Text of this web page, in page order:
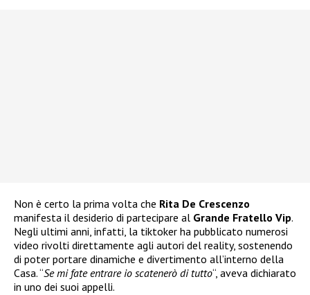
Non è certo la prima volta che Rita De Crescenzo
manifesta il desiderio di partecipare al Grande Fratello Vip.
Negli ultimi anni, infatti, la tiktoker ha pubblicato numerosi
video rivolti direttamente agli autori del reality, sostenendo
di poter portare dinamiche e divertimento all’interno della
Casa. “Se mi fate entrare io scatenerò di tutto“, aveva dichiarato
in uno dei suoi appelli.